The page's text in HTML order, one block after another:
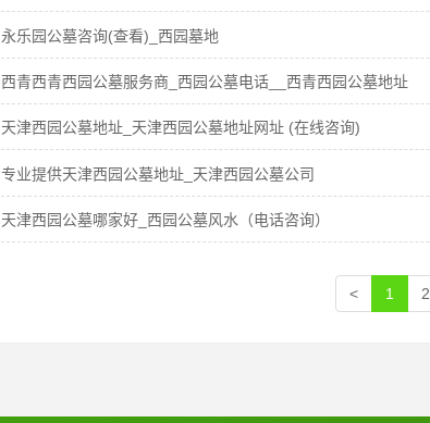
永乐园公墓咨询(查看)_西园墓地
西青西青西园公墓服务商_西园公墓电话__西青西园公墓地址
天津西园公墓地址_天津西园公墓地址网址 (在线咨询)
专业提供天津西园公墓地址_天津西园公墓公司
天津西园公墓哪家好_西园公墓风水（电话咨询）
< 1 2